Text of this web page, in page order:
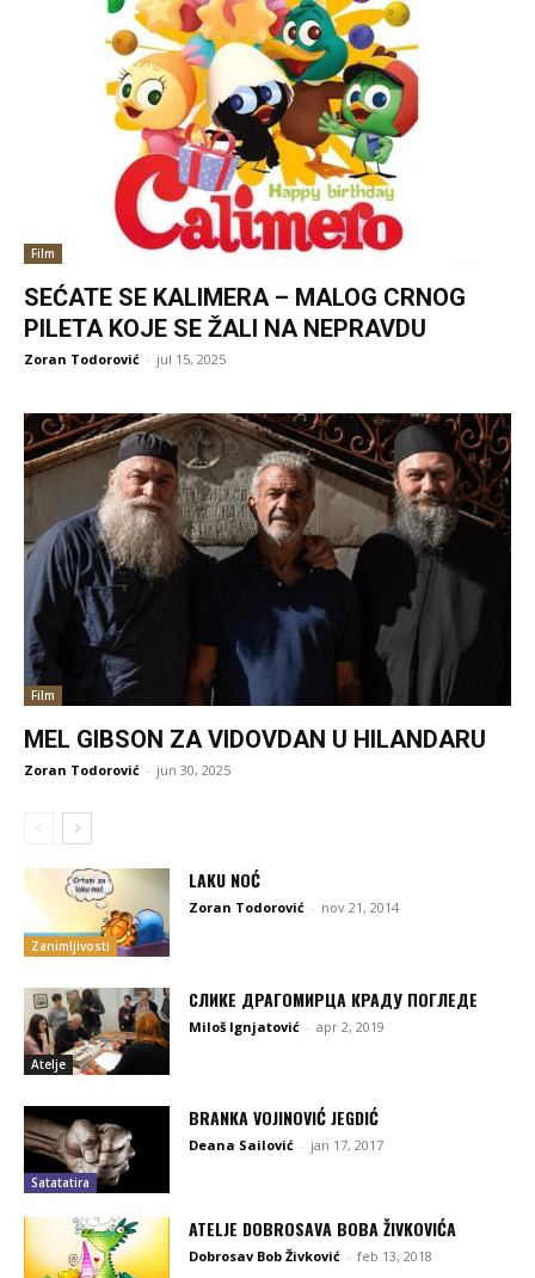
Film
SEĆATE SE KALIMERA – MALOG CRNOG
PILETA KOJE SE ŽALI NA NEPRAVDU
Zoran Todorović - jul 15, 2025
Film
MEL GIBSON ZA VIDOVDAN U HILANDARU
Zoran Todorović - jun 30, 2025
Zanimljivosti
LAKU NOĆ
Zoran Todorović - nov 21, 2014
Atelje
СЛИКЕ ДРАГОМИРЦА КРАДУ ПОГЛЕДЕ
Miloš Ignjatović - apr 2, 2019
Satatatira
BRANKA VOJINOVIĆ JEGDIĆ
Deana Sailović - jan 17, 2017
ATELJE DOBROSAVA BOBA ŽIVKOVIĆA
Dobrosav Bob Živković - feb 13, 2018